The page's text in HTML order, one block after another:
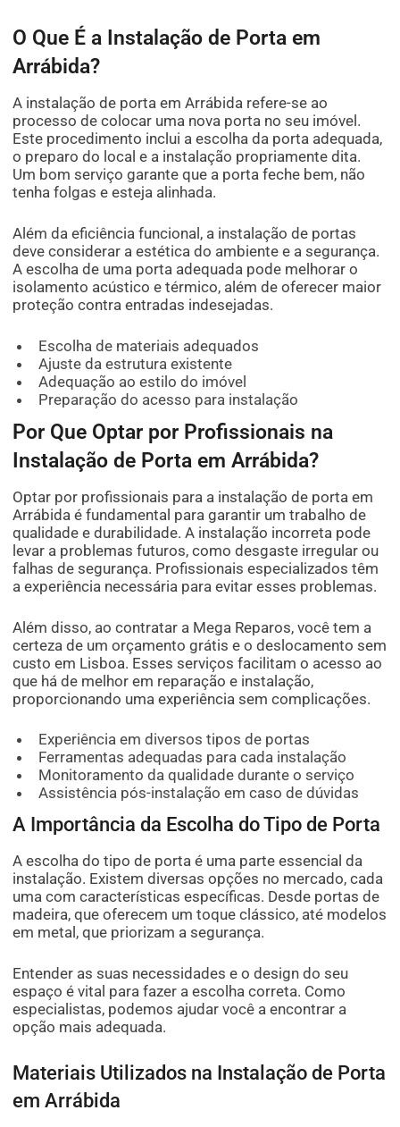
O Que É a Instalação de Porta em
Arrábida?
A instalação de porta em Arrábida refere-se ao
processo de colocar uma nova porta no seu imóvel.
Este procedimento inclui a escolha da porta adequada,
o preparo do local e a instalação propriamente dita.
Um bom serviço garante que a porta feche bem, não
tenha folgas e esteja alinhada.
Além da eficiência funcional, a instalação de portas
deve considerar a estética do ambiente e a segurança.
A escolha de uma porta adequada pode melhorar o
isolamento acústico e térmico, além de oferecer maior
proteção contra entradas indesejadas.
Escolha de materiais adequados
Ajuste da estrutura existente
Adequação ao estilo do imóvel
Preparação do acesso para instalação
Por Que Optar por Profissionais na
Instalação de Porta em Arrábida?
Optar por profissionais para a instalação de porta em
Arrábida é fundamental para garantir um trabalho de
qualidade e durabilidade. A instalação incorreta pode
levar a problemas futuros, como desgaste irregular ou
falhas de segurança. Profissionais especializados têm
a experiência necessária para evitar esses problemas.
Além disso, ao contratar a Mega Reparos, você tem a
certeza de um orçamento grátis e o deslocamento sem
custo em Lisboa. Esses serviços facilitam o acesso ao
que há de melhor em reparação e instalação,
proporcionando uma experiência sem complicações.
Experiência em diversos tipos de portas
Ferramentas adequadas para cada instalação
Monitoramento da qualidade durante o serviço
Assistência pós-instalação em caso de dúvidas
A Importância da Escolha do Tipo de Porta
A escolha do tipo de porta é uma parte essencial da
instalação. Existem diversas opções no mercado, cada
uma com características específicas. Desde portas de
madeira, que oferecem um toque clássico, até modelos
em metal, que priorizam a segurança.
Entender as suas necessidades e o design do seu
espaço é vital para fazer a escolha correta. Como
especialistas, podemos ajudar você a encontrar a
opção mais adequada.
Materiais Utilizados na Instalação de Porta
em Arrábida